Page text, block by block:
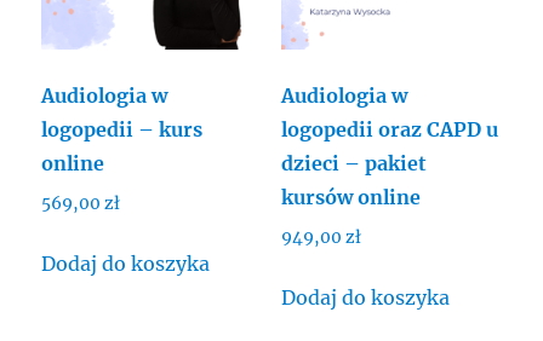
Audiologia w
logopedii – kurs
online
569,00zł
Dodaj do koszyka
Audiologia w
logopedii oraz CAPD u
dzieci – pakiet
kursów online
949,00 zł
Dodaj do koszyka